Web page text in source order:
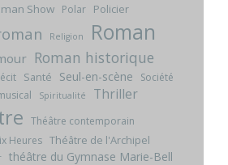
Show Polar Policier
Religion Roman
Roman historique
Santé Seul-en-scène
Société
Spiritualité Thriller
Théâtre contemporain
Heures Théâtre de l'Archipel
théâtre du Gymnase Marie-Bell